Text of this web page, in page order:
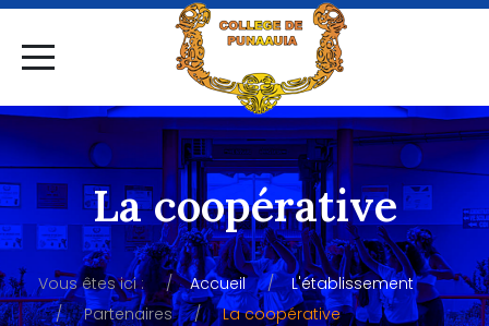
La coopérative
Vous êtes ici : Accueil
L'établissement
Partenaires
La coopérative